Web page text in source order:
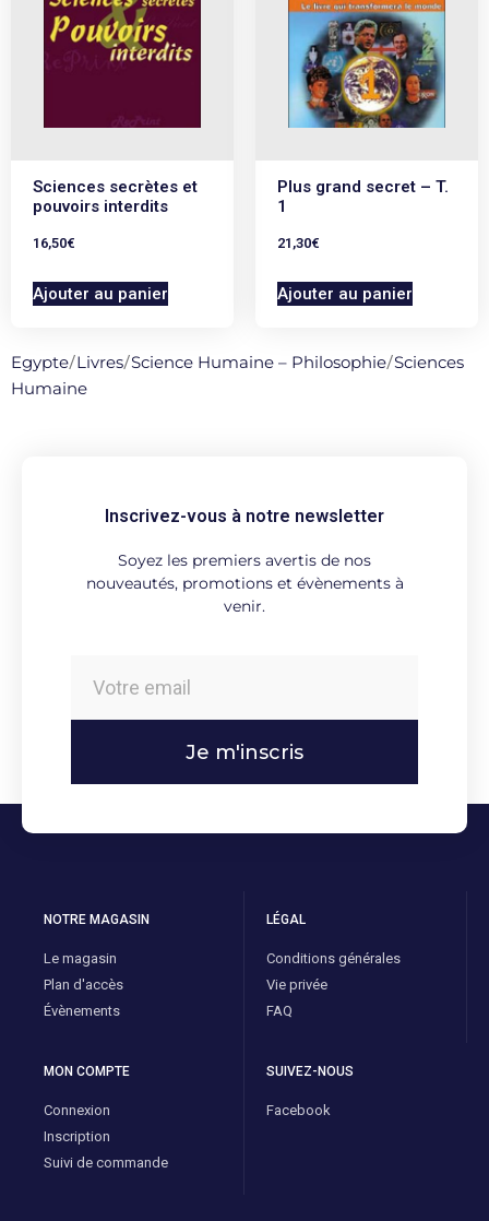
Sciences secrètes et
pouvoirs interdits
16,50€
Ajouter au panier
Plus grand secret – T.
1
21,30€
Ajouter au panier
Egypte/Livres/Science Humaine – Philosophie/Sciences
Humaine
Inscrivez-vous à notre newsletter
Soyez les premiers avertis de nos
nouveautés, promotions et évènements à
venir.
Je m'inscris
NOTRE MAGASIN
Le magasin
Plan d'accès
Évènements
LÉGAL
Conditions générales
Vie privée
FAQ
MON COMPTE
Connexion
Inscription
Suivi de commande
SUIVEZ-NOUS
Facebook